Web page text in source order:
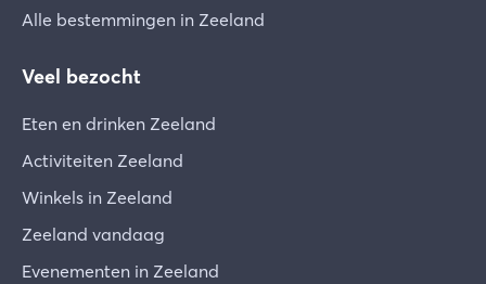
gasten zullen je hier ook dankbaar voor zijn.
Schade
Er kan altijd een ongeluk gebeuren of een
(elektrisch) apparaat kan defect zijn. In geval van
dagelijks gebruik, vragen wij je dit onmiddellijk
aan ons te melden zodat we samen een oplossing
dergelijks te noteren op de kaart die je bij je
aankomst op de tafel vindt.
Alle bestemmingen in Zeeland
Veel bezocht
Eten en drinken Zeeland
Activiteiten Zeeland
Winkels in Zeeland
Zeeland vandaag
Evenementen in Zeeland